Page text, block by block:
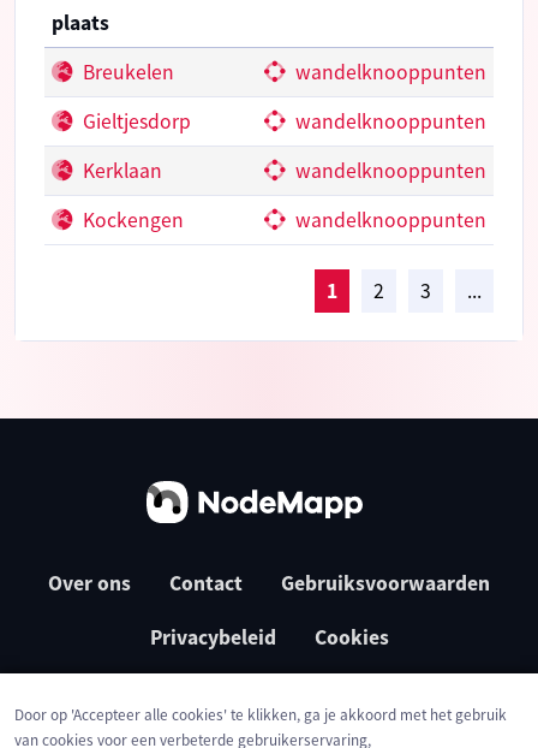
plaats
Breukelen
wandelknooppunten
Gieltjesdorp
wandelknooppunten
Kerklaan
wandelknooppunten
Kockengen
wandelknooppunten
1 2 3 ...
Over ons Contact Gebruiksvoorwaarden
Privacybeleid Cookies
Door op 'Accepteer alle cookies' te klikken, ga je akkoord met het gebruik
van cookies voor een verbeterde gebruikerservaring,